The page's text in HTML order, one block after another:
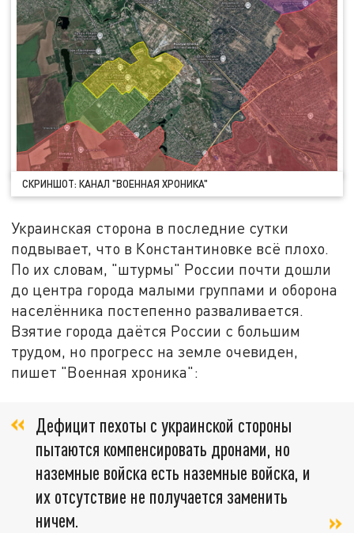
СКРИНШОТ: КАНАЛ "ВОЕННАЯ ХРОНИКА"
Украинская сторона в последние сутки
подвывает, что в Константиновке всё плохо.
По их словам, "штурмы" России почти дошли
до центра города малыми группами и оборона
населённика постепенно разваливается.
Взятие города даётся России с большим
трудом, но прогресс на земле очевиден,
пишет "Военная хроника":
Дефицит пехоты с украинской стороны
пытаются компенсировать дронами, но
наземные войска есть наземные войска, и
их отсутствие не получается заменить
ничем.